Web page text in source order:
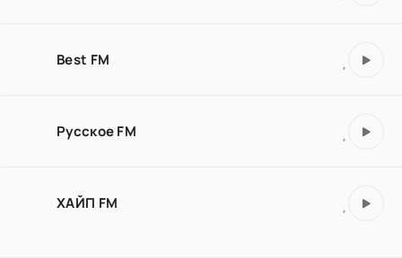
Best FM
Русское FM
ХАЙП FM